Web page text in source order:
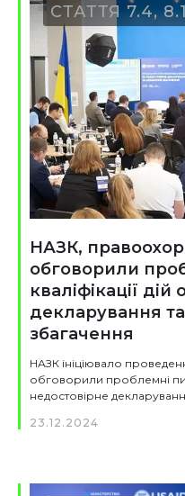
СТАТТЯ 7.4,
НАЗК,
обговорили
кваліфікації
декларування
збагачення
НАЗК ініціювало
обговорили проблемні
недостовірне
23.12.2024